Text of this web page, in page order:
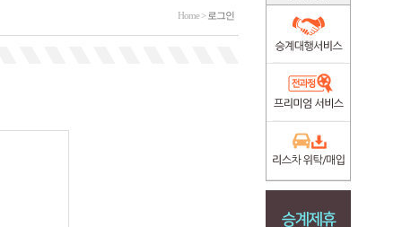
Home > 로그인